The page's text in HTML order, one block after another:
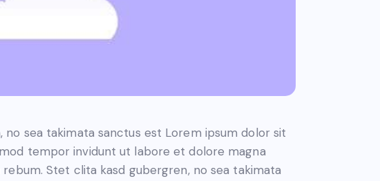
sea takimata sanctus est Lorem ipsum dolor sit
tempor invidunt ut labore et dolore magna
Stet clita kasd gubergren, no sea takimata